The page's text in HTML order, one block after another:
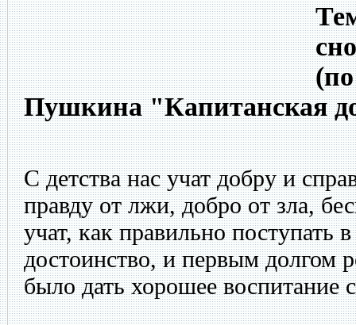
Пушкина "Капитанская
С детства нас учат добру и
правду от лжи, добро от зла,
учат, как правильно поступать
достоинство, и первым долгом
было дать хорошее воспитание